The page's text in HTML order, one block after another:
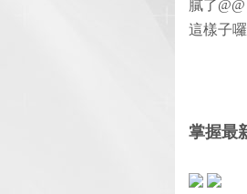
膩了
這樣子
掌握最